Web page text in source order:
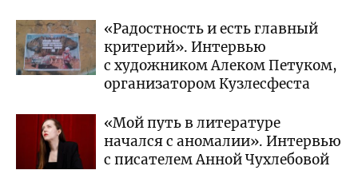
«Радостность и есть главный
критерий». Интервью
с художником Алеком Петуком,
организатором Кузлесфеста
«Мой путь в литературе
начался с аномалии». Интервью
с писателем Анной Чухлебовой